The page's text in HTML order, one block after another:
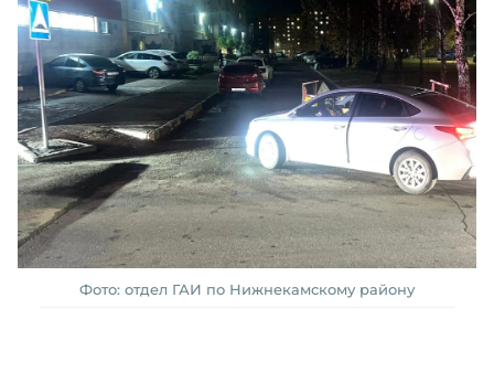
Фото: отдел ГАИ по Нижнекамскому району